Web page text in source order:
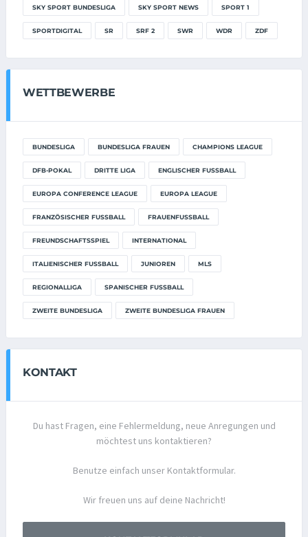
SKY SPORT BUNDESLIGA SKY SPORT NEWS SPORT 1
SPORTDIGITAL SR SRF 2 SWR WDR ZDF
WETTBEWERBE
BUNDESLIGA BUNDESLIGA FRAUEN CHAMPIONS LEAGUE
DFB-POKAL DRITTE LIGA ENGLISCHER FUSSBALL
EUROPA CONFERENCE LEAGUE EUROPA LEAGUE
FRANZÖSISCHER FUSSBALL FRAUENFUSSBALL
FREUNDSCHAFTSSPIEL INTERNATIONAL
ITALIENISCHER FUSSBALL JUNIOREN MLS
REGIONALLIGA SPANISCHER FUSSBALL
ZWEITE BUNDESLIGA ZWEITE BUNDESLIGA FRAUEN
KONTAKT
Du hast Fragen, eine Fehlermeldung, neue Anregungen und
möchtest uns kontaktieren?
Benutze einfach unser Kontaktformular.
Wir freuen uns auf deine Nachricht!